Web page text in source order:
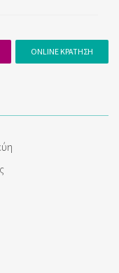
ONLINE ΚΡΑΤΗΣΗ